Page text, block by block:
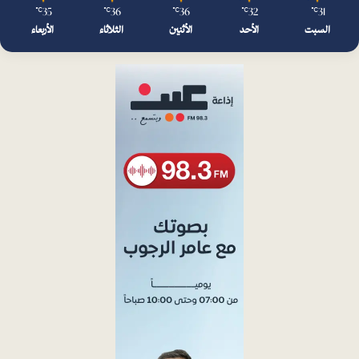
31
℃
السبت
32
℃
الأحد
36
℃
الأثنين
36
℃
الثلاثاء
35
℃
الأربعاء